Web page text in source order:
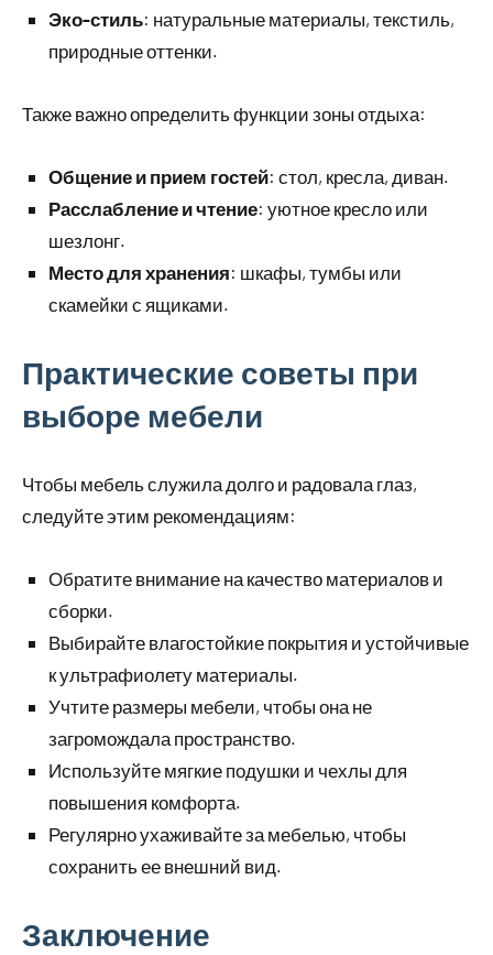
Эко-стиль: натуральные материалы, текстиль,
природные оттенки.
Также важно определить функции зоны отдыха:
Общение и прием гостей: стол, кресла, диван.
Расслабление и чтение: уютное кресло или
шезлонг.
Место для хранения: шкафы, тумбы или
скамейки с ящиками.
Практические советы при
выборе мебели
Чтобы мебель служила долго и радовала глаз,
следуйте этим рекомендациям:
Обратите внимание на качество материалов и
сборки.
Выбирайте влагостойкие покрытия и устойчивые
к ультрафиолету материалы.
Учтите размеры мебели, чтобы она не
загромождала пространство.
Используйте мягкие подушки и чехлы для
повышения комфорта.
Регулярно ухаживайте за мебелью, чтобы
сохранить ее внешний вид.
Заключение